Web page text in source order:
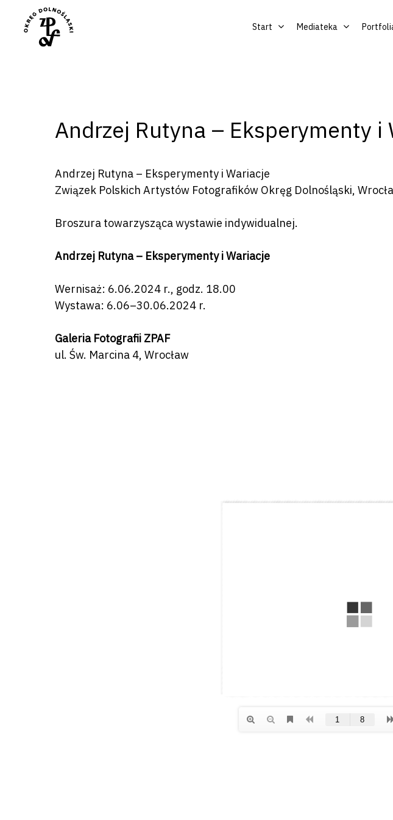
Start Mediateka
Andrzej Rutyna – Eksperymenty i
Andrzej Rutyna – Eksperymenty i Wariacje
Związek Polskich Artystów Fotografików Okręg Dolnośląski,
Broszura towarzysząca wystawie indywidualnej.
Andrzej Rutyna – Eksperymenty i Wariacje
Wernisaż: 6.06.2024 r., godz. 18.00
Wystawa: 6.06–30.06.2024 r.
Galeria Fotografii ZPAF
ul. Św. Marcina 4, Wrocław